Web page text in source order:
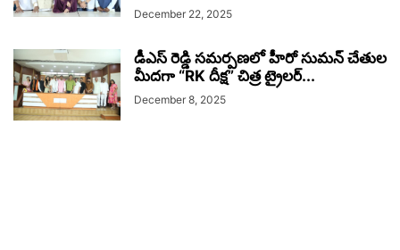
December 22, 2025
డీఎస్ రెడ్డి సమర్పణలో హీరో సుమన్ చేతుల
మీదగా “RK దీక్ష” చిత్ర ట్రైలర్...
December 8, 2025